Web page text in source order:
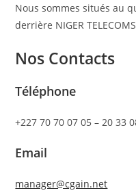
Nous sommes situés au
derrière NIGER
Nos Contacts
Téléphone
+227 70 70 07 05 – 20 33
Email
manager@cgain.net